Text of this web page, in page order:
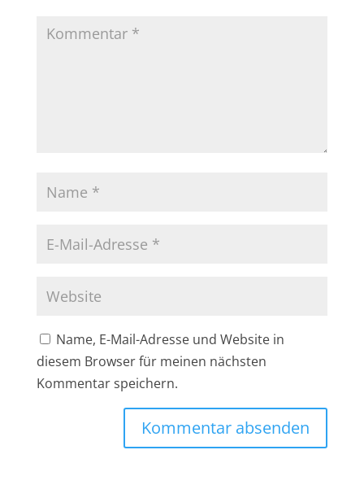
Name, E-Mail-Adresse und Website in
diesem Browser für meinen nächsten
Kommentar speichern.